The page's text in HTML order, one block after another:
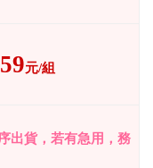
59元/組
出貨，若有急用，務